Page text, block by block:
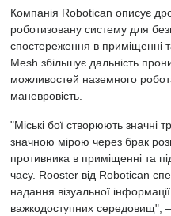
Компанія Robotican описує
роботизовану систему для
спостереження в приміщенні
Mesh збільшує дальність
можливостей наземного
маневровість.
"Міські бої створюють значні
значною мірою через брак
противника в приміщенні та
часу. Rooster від Robotican
надання візуальної
важкодоступних середовищ",